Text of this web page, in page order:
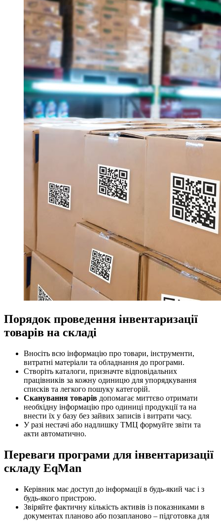
Порядок проведення інвентаризації
товарів на складі
Вносіть всю інформацію про товари, інструменти,
витратні матеріали та обладнання до програми.
Створіть каталоги, призначте відповідальних
працівників за кожну одиницю для упорядкування
списків та легкого пошуку категорій.
Сканування товарів допомагає миттєво отримати
необхідну інформацію про одиниці продукції та на
внести їх у базу без зайвих записів і витрати часу.
У разі нестачі або надлишку ТМЦ формуйте звіти та
акти автоматично.
Переваги програми для інвентаризації
складу EqMan
Керівник має доступ до інформації в будь-який час і з
будь-якого пристрою.
Звіряйте фактичну кількість активів із показниками в
документах планово або позапланово – підготовка для